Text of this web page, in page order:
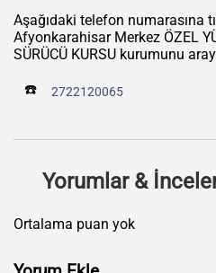
Aşağıdaki telefon numarasına
Afyonkarahisar Merkez ÖZEL
SÜRÜCÜ KURSU kurumunu
☎️ 2722120065
Yorumlar &
Ortalama puan yok